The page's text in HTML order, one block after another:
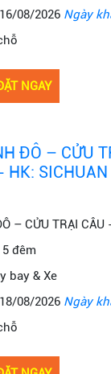
16/08/2026 Ngày
ĐÔ – CỬU
HK:
– CỬU TRẠI CÂU
đêm
bay & Xe
18/08/2026 Ngày